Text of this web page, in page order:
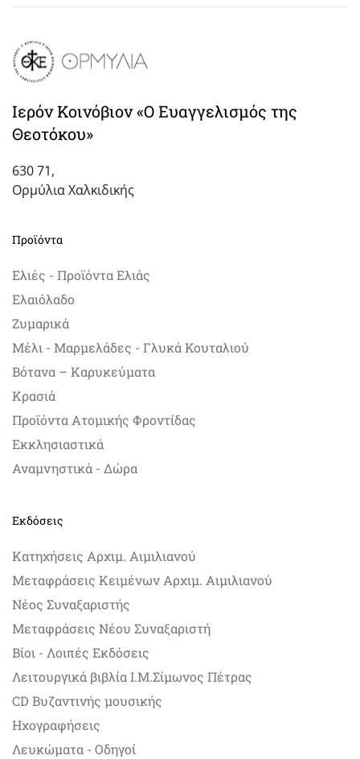
Ιερόν Κοινόβιον «Ο Ευαγγελισμός της
Θεοτόκου»
630 71,
Ορμύλια Χαλκιδικής
Προϊόντα
Ελιές - Προϊόντα Ελιάς
Ελαιόλαδο
Ζυμαρικά
Μέλι - Μαρμελάδες - Γλυκά Κουταλιού
Βότανα – Καρυκεύματα
Κρασιά
Προϊόντα Ατομικής Φροντίδας
Εκκλησιαστικά
Αναμνηστικά - Δώρα
Εκδόσεις
Κατηχήσεις Αρχιμ. Αιμιλιανού
Μεταφράσεις Κειμένων Αρχιμ. Αιμιλιανού
Νέος Συναξαριστής
Μεταφράσεις Νέου Συναξαριστή
Βίοι - Λοιπές Εκδόσεις
Λειτουργικά βιβλία Ι.Μ.Σίμωνος Πέτρας
CD Βυζαντινής μουσικής
Ηχογραφήσεις
Λευκώματα - Οδηγοί